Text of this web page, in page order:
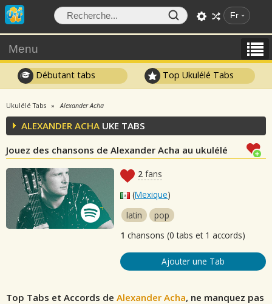
Fr
Menu
Débutant tabs Top Ukulélé Tabs
Ukulélé Tabs Alexander Acha
ALEXANDER ACHA UKE TABS
Jouez des chansons de Alexander Acha au ukulélé
2 fans
(Mexique)
latin
pop
1 chansons (0 tabs et 1 accords)
Ajouter une Tab
Top Tabs et Accords de Alexander Acha, ne manquez pas